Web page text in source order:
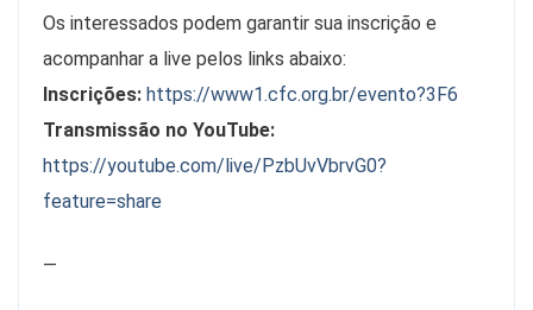
Os interessados podem garantir sua inscrição e
acompanhar a live pelos links abaixo:
Inscrições: https://www1.cfc.org.br/evento?3F6
Transmissão no YouTube:
https://youtube.com/live/PzbUvVbrvG0?
feature=share
—